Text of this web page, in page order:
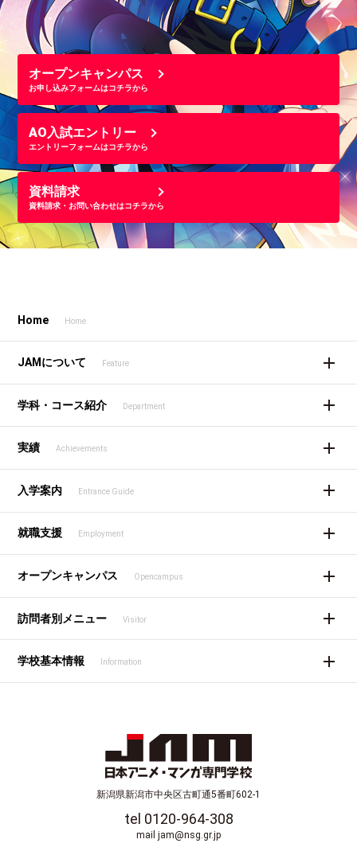
オープンキャンパス
お申し込みフォームはコチラから
AO入試エントリー
エントリーフォームはコチラから
資料請求
資料請求・お問い合わせはコチラから
Home Home
JAMについて Feature
学科・コース紹介 Department
実績 Achievements
入学案内 Entrance Guide
就職支援 Employment
オープンキャンパス Opencampus
訪問者別メニュー Visitor
学校基本情報 Information
新潟県新潟市中央区古町通5番町602-1
tel 0120-964-308
mail jam@nsg.gr.jp